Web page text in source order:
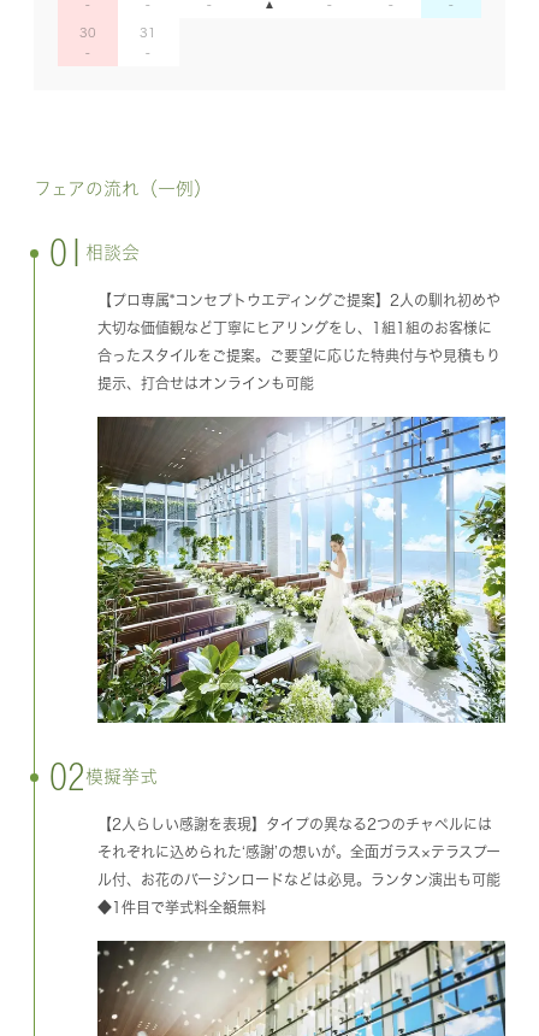
30 31
フェアの流れ（一例）
01 相談会
【プロ専属*コンセプトウエディングご提案】2人の馴れ初めや
大切な価値観など丁寧にヒアリングをし、1組1組のお客様に
合ったスタイルをご提案。ご要望に応じた特典付与や見積もり
提示、打合せはオンラインも可能
02模擬挙式
【2人らしい感謝を表現】タイプの異なる2つのチャペルには
それぞれに込められた‘感謝’の想いが。全面ガラス×テラスプー
ル付、お花のバージンロードなどは必見。ランタン演出も可能
◆1件目で挙式料全額無料